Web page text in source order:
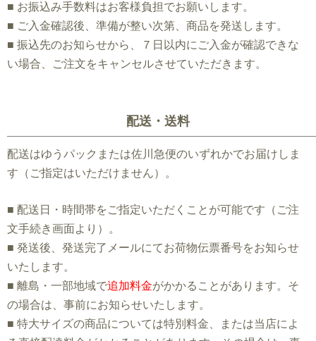
■ お振込み手数料はお客様負担でお願いします。
■ ご入金確認後、準備が整い次第、商品を発送します。
■ 振込先のお知らせから、７日以内にご入金が確認できな
い場合、ご注文をキャンセルさせていただきます。
配送・送料
配送はゆうパックまたは佐川急便のいずれかでお届けしま
す（ ご指定はいただけません）。
■ 配送日・時間帯をご指定いただくことが可能です（ご注
文手続き画面より）。
■ 発送後、発送完了メールにてお荷物伝票番号をお知らせ
いたします。
■ 離島・一部地域で追加料金がかかることがあります。そ
の場合は、事前にお知らせいたします。
■ 特大サイズの商品については特別料金、または当店によ